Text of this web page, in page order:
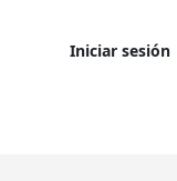
Iniciar sesión